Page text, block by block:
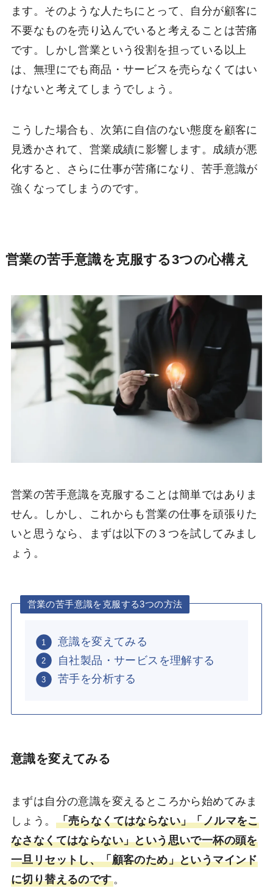
ます。そのような人たちにとって、自分が顧客に
不要なものを売り込んでいると考えることは苦痛
です。しかし営業という役割を担っている以上
は、無理にでも商品・サービスを売らなくてはい
けないと考えてしまうでしょう。
こうした場合も、次第に自信のない態度を顧客に
見透かされて、営業成績に影響します。成績が悪
化すると、さらに仕事が苦痛になり、苦手意識が
強くなってしまうのです。
営業の苦手意識を克服する3つの心構え
営業の苦手意識を克服することは簡単ではありま
せん。しかし、これからも営業の仕事を頑張りた
いと思うなら、まずは以下の３つを試してみまし
ょう。
営業の苦手意識を克服する3つの方法
意識を変えてみる
自社製品・サービスを理解する
苦手を分析する
意識を変えてみる
まずは自分の意識を変えるところから始めてみま
しょう。 「売らなくてはならない」「ノルマをこ
なさなくてはならない」という思いで一杯の頭を
一旦リセットし、「顧客のため」というマインド
に切り替えるのです。